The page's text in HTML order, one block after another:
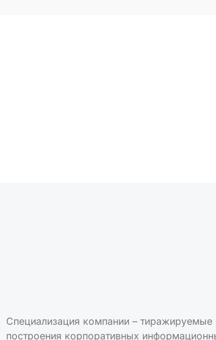
Специализация компании –
построения корпоративных